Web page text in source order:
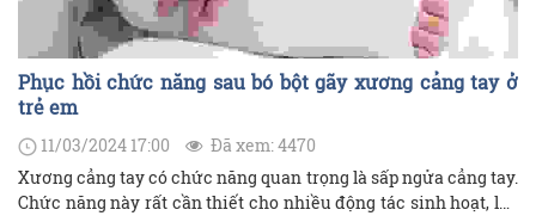
Phục hồi chức năng sau bó bột gãy xương cẳng tay ở
trẻ em
11/03/2024 17:00
Đã xem: 4470
Xương cẳng tay có chức năng quan trọng là sấp ngửa cẳng tay.
Chức năng này rất cần thiết cho nhiều động tác sinh hoạt, lao